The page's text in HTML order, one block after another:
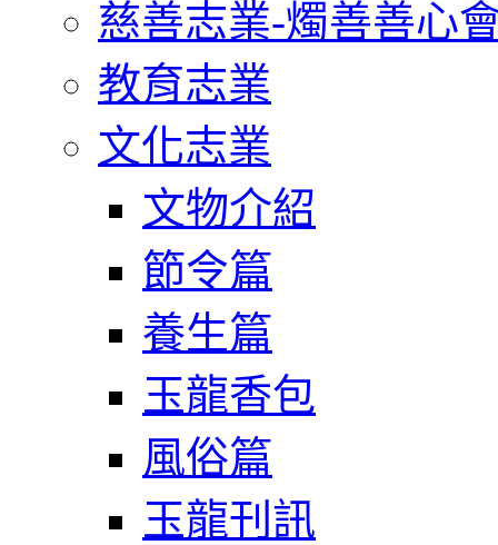
慈善志業-燭善善心
教育志業
文化志業
文物介紹
節令篇
養生篇
玉龍香包
風俗篇
玉龍刊訊